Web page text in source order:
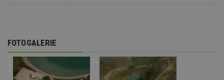
FOTOGALERIE